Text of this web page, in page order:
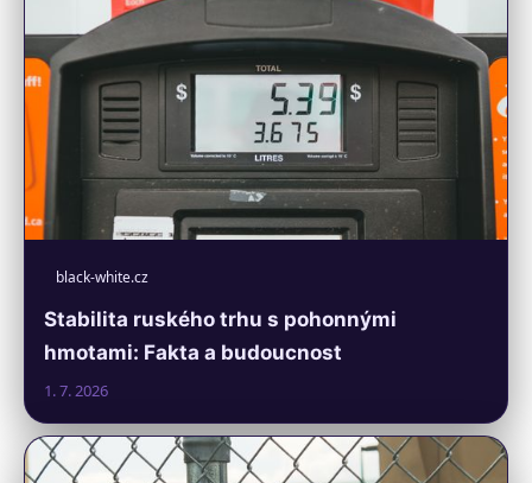
black-white.cz
Stabilita ruského trhu s pohonnými
hmotami: Fakta a budoucnost
1. 7. 2026